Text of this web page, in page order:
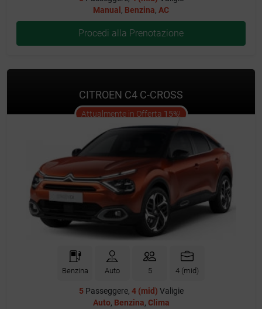
Manual , Benzina, AC
Procedi alla Prenotazione
CITROEN C4 C-CROSS
Attualmente in Offerta 15%! offer
Benzina Auto 5 4 (mid)
5Passeggere, 4 (mid) Valigie
Auto, Benzina, Clima